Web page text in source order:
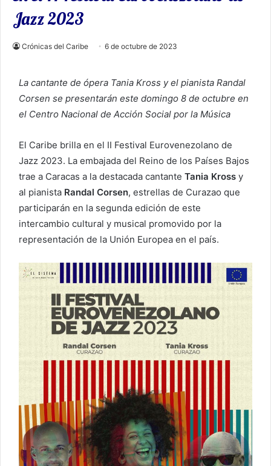
Jazz 2023
Crónicas del Caribe 6 de octubre de 2023
La cantante de ópera Tania Kross y el pianista Randal
Corsen se presentarán este domingo 8 de octubre en
el Centro Nacional de Acción Social por la Música
El Caribe brilla en el II Festival Eurovenezolano de
Jazz 2023. La embajada del Reino de los Países Bajos
trae a Caracas a la destacada cantante Tania Kross y
al pianista Randal Corsen, estrellas de Curazao que
participarán en la segunda edición de este
intercambio cultural y musical promovido por la
representación de la Unión Europea en el país.